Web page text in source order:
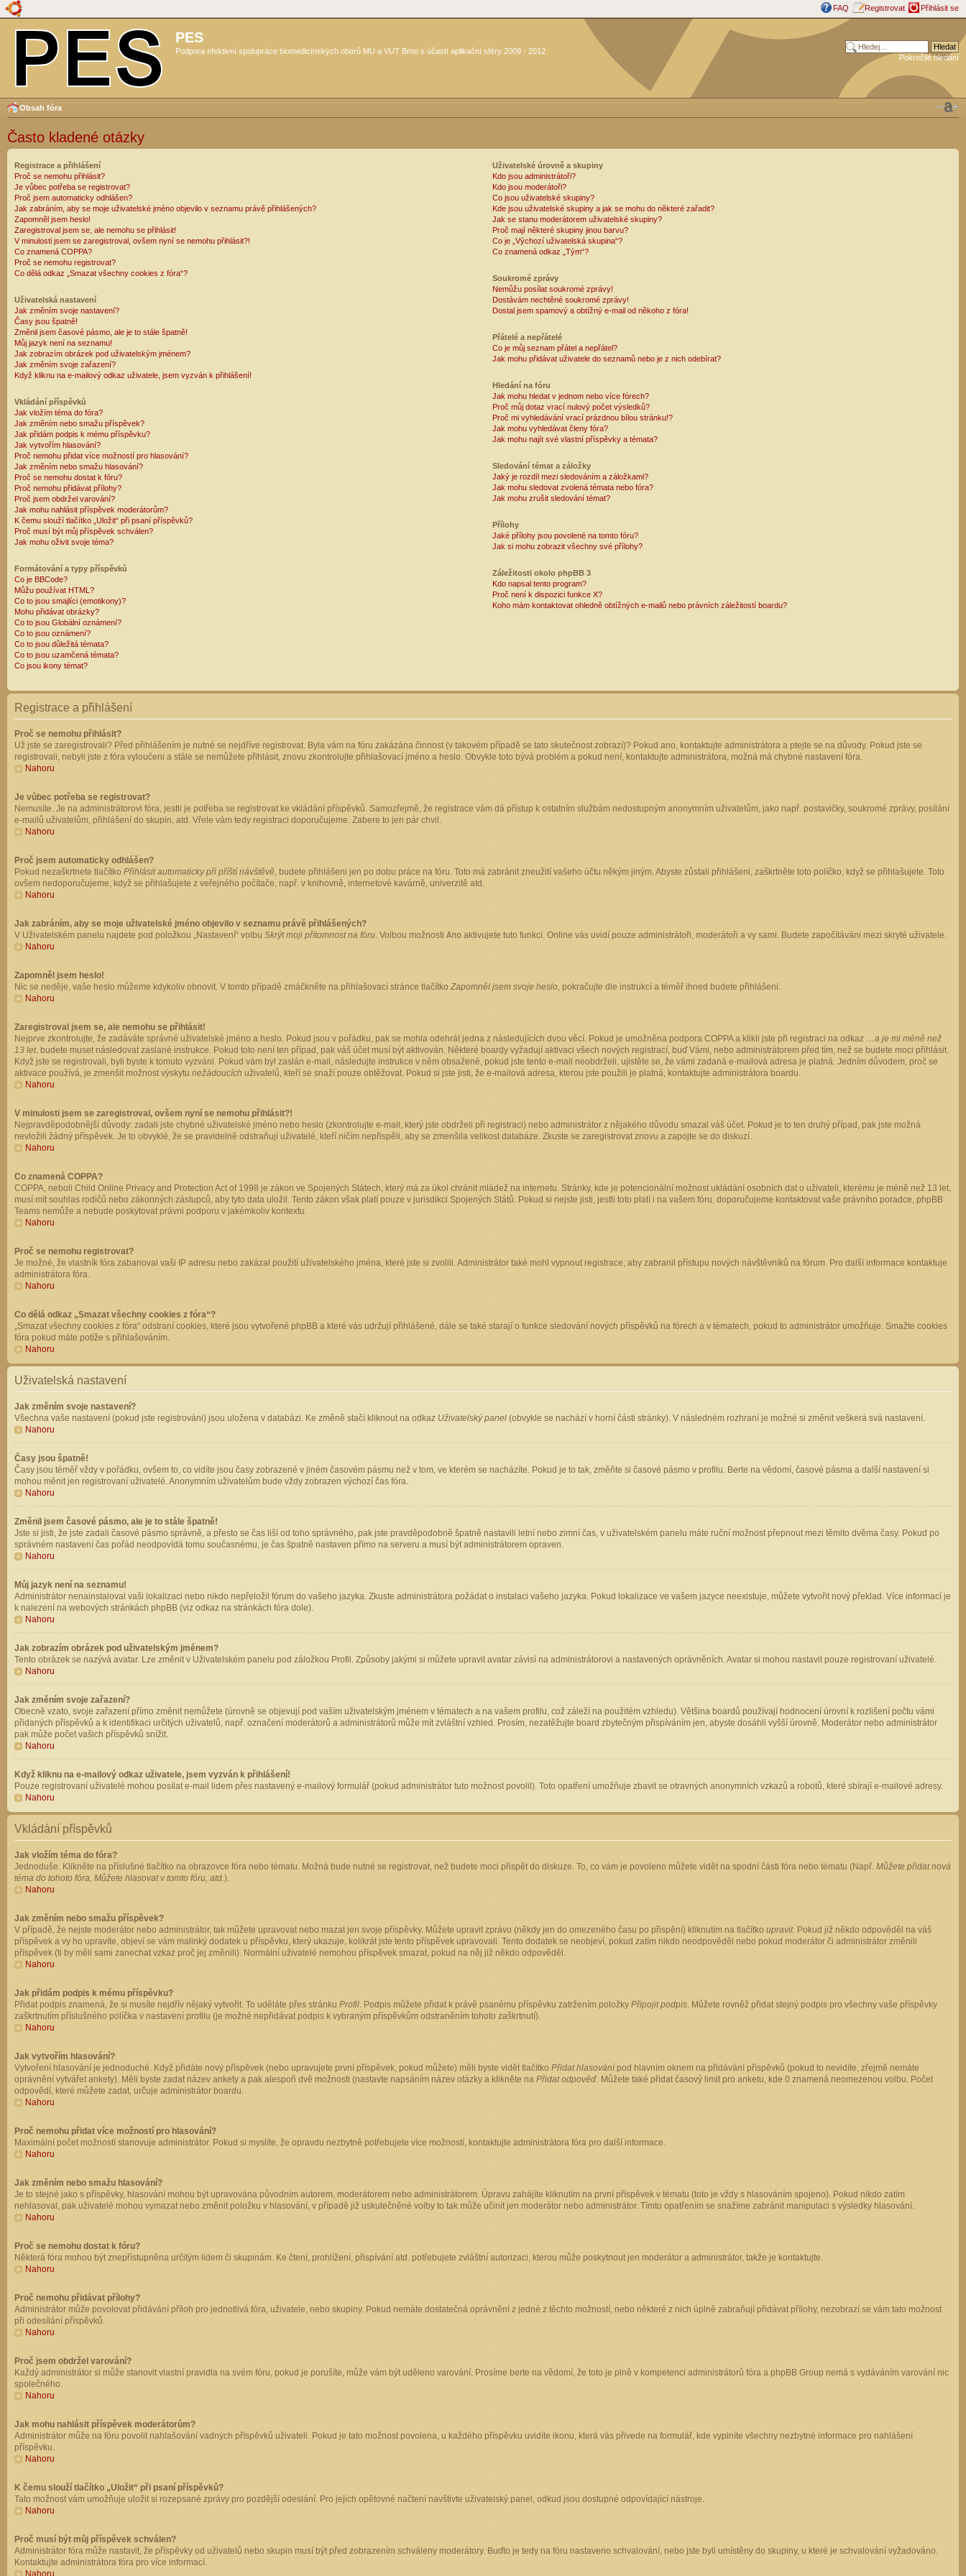
FAQ Registrovat Přihlásit se
PES
Podpora efektivní spolupráce biomedicínských oborů MU a VUT Brno s účastí aplikační sféry 2009 - 2012
Pokročilé hledání
Obsah fóra
Často kladené otázky
Registrace a přihlášení
Proč se nemohu přihlásit?
Je vůbec potřeba se registrovat?
Proč jsem automaticky odhlášen?
Jak zabráním, aby se moje uživatelské jméno objevilo v seznamu právě přihlášených?
Zapomněl jsem heslo!
Zaregistroval jsem se, ale nemohu se přihlásit!
V minulosti jsem se zaregistroval, ovšem nyní se nemohu přihlásit?!
Co znamená COPPA?
Proč se nemohu registrovat?
Co dělá odkaz „Smazat všechny cookies z fóra“?
Uživatelská nastavení
Jak změním svoje nastavení?
Časy jsou špatně!
Změnil jsem časové pásmo, ale je to stále špatně!
Můj jazyk není na seznamu!
Jak zobrazím obrázek pod uživatelským jménem?
Jak změním svoje zařazení?
Když kliknu na e-mailový odkaz uživatele, jsem vyzván k přihlášení!
Vkládání příspěvků
Jak vložím téma do fóra?
Jak změním nebo smažu příspěvek?
Jak přidám podpis k mému příspěvku?
Jak vytvořím hlasování?
Proč nemohu přidat více možností pro hlasování?
Jak změním nebo smažu hlasování?
Proč se nemohu dostat k fóru?
Proč nemohu přidávat přílohy?
Proč jsem obdržel varování?
Jak mohu nahlásit příspěvek moderátorům?
K čemu slouží tlačítko „Uložit“ při psaní příspěvků?
Proč musí být můj příspěvek schválen?
Jak mohu oživit svoje téma?
Formátování a typy příspěvků
Co je BBCode?
Můžu používat HTML?
Co to jsou smajlíci (emotikony)?
Mohu přidávat obrázky?
Co to jsou Globální oznámení?
Co to jsou oznámení?
Co to jsou důležitá témata?
Co to jsou uzamčená témata?
Co jsou ikony témat?
Uživatelské úrovně a skupiny
Kdo jsou administrátoři?
Kdo jsou moderátoři?
Co jsou uživatelské skupiny?
Kde jsou uživatelské skupiny a jak se mohu do některé zařadit?
Jak se stanu moderátorem uživatelské skupiny?
Proč mají některé skupiny jinou barvu?
Co je „Výchozí uživatelská skupina“?
Co znamená odkaz „Tým“?
Soukromé zprávy
Nemůžu posílat soukromé zprávy!
Dostávám nechtěné soukromé zprávy!
Dostal jsem spamový a obtížný e-mail od někoho z fóra!
Přátelé a nepřátelé
Co je můj seznam přátel a nepřátel?
Jak mohu přidávat uživatele do seznamů nebo je z nich odebírat?
Hledání na fóru
Jak mohu hledat v jednom nebo více fórech?
Proč můj dotaz vrací nulový počet výsledků?
Proč mi vyhledávání vrací prázdnou bílou stránku!?
Jak mohu vyhledávat členy fóra?
Jak mohu najít své vlastní příspěvky a témata?
Sledování témat a záložky
Jaký je rozdíl mezi sledováním a záložkami?
Jak mohu sledovat zvolená témata nebo fóra?
Jak mohu zrušit sledování témat?
Přílohy
Jaké přílohy jsou povolené na tomto fóru?
Jak si mohu zobrazit všechny své přílohy?
Záležitosti okolo phpBB 3
Kdo napsal tento program?
Proč není k dispozici funkce X?
Koho mám kontaktovat ohledně obtížných e-mailů nebo právních záležitostí boardu?
Registrace a přihlášení
Proč se nemohu přihlásit?
Už jste se zaregistrovali? Před přihlášením je nutné se nejdříve registrovat. Byla vám na fóru zakázána činnost (v takovém případě se tato skutečnost zobrazí)? Pokud ano, kontaktujte administrátora a ptejte se na důvody. Pokud jste se
registrovali, nebyli jste z fóra vyloučeni a stále se nemůžete přihlásit, znovu zkontrolujte přihlašovací jméno a heslo. Obvykle toto bývá problém a pokud není, kontaktujte administrátora, možná má chybné nastavení fóra.
Nahoru
Je vůbec potřeba se registrovat?
Nemusíte. Je na administrátorovi fóra, jestli je potřeba se registrovat ke vkládání příspěvků. Samozřejmě, že registrace vám dá přístup k ostatním službám nedostupným anonymním uživatelům, jako např. postavičky, soukromé zprávy, posílání
e-mailů uživatelům, přihlášení do skupin, atd. Vřele vám tedy registraci doporučujeme. Zabere to jen pár chvil.
Nahoru
Proč jsem automaticky odhlášen?
Pokud nezaškrtnete tlačítko Přihlásit automaticky při příští návštěvě, budete přihlášeni jen po dobu práce na fóru. Toto má zabránit zneužití vašeho účtu někým jiným. Abyste zůstali přihlášeni, zaškrtněte toto políčko, když se přihlašujete. Toto
ovšem nedoporučujeme, když se přihlašujete z veřejného počítače, např. v knihovně, internetové kavárně, univerzitě atd.
Nahoru
Jak zabráním, aby se moje uživatelské jméno objevilo v seznamu právě přihlášených?
V Uživatelském panelu najdete pod položkou „Nastavení“ volbu Skrýt moji přítomnost na fóru. Volbou možnosti Ano aktivujete tuto funkci. Online vás uvidí pouze administrátoři, moderátoři a vy sami. Budete započítáváni mezi skryté uživatele.
Nahoru
Zapomněl jsem heslo!
Nic se neděje, vaše heslo můžeme kdykoliv obnovit. V tomto případě zmáčkněte na přihlašovací stránce tlačítko Zapomněl jsem svoje heslo, pokračujte dle instrukcí a téměř ihned budete přihlášeni.
Nahoru
Zaregistroval jsem se, ale nemohu se přihlásit!
Nejprve zkontrolujte, že zadáváte správné uživatelské jméno a heslo. Pokud jsou v pořádku, pak se mohla odehrát jedna z následujících dvou věcí. Pokud je umožněna podpora COPPA a klikli jste při registraci na odkaz …a je mi méně než
13 let, budete muset následovat zaslané instrukce. Pokud toto není ten případ, pak váš účet musí být aktivován. Některé boardy vyžadují aktivaci všech nových registrací, buď Vámi, nebo administrátorem před tím, než se budete moci přihlásit.
Když jste se registrovali, byli byste k tomuto vyzváni. Pokud vám byl zaslán e-mail, následujte instrukce v něm obsažené, pokud jste tento e-mail neobdrželi, ujistěte se, že vámi zadaná e-mailová adresa je platná. Jedním důvodem, proč se
aktivace používá, je zmenšit možnost výskytu nežádoucích uživatelů, kteří se snaží pouze obtěžovat. Pokud si jste jisti, že e-mailová adresa, kterou jste použili je platná, kontaktujte administrátora boardu.
Nahoru
V minulosti jsem se zaregistroval, ovšem nyní se nemohu přihlásit?!
Nejpravděpodobnější důvody: zadali jste chybné uživatelské jméno nebo heslo (zkontrolujte e-mail, který jste obdrželi při registraci) nebo administrátor z nějakého důvodu smazal váš účet. Pokud je to ten druhý případ, pak jste možná
nevložili žádný příspěvek. Je to obvyklé, že se pravidelně odstraňují uživatelé, kteří ničím nepřispěli, aby se zmenšila velikost databáze. Zkuste se zaregistrovat znovu a zapojte se do diskuzí.
Nahoru
Co znamená COPPA?
COPPA, neboli Child Online Privacy and Protection Act of 1998 je zákon ve Spojených Státech, který má za úkol chránit mládež na internetu. Stránky, kde je potencionální možnost ukládání osobních dat o uživateli, kterému je méně než 13 let,
musí mít souhlas rodičů nebo zákonných zástupců, aby tyto data uložil. Tento zákon však platí pouze v jurisdikci Spojených Států. Pokud si nejste jisti, jestli toto platí i na vašem fóru, doporučujeme kontaktovat vaše právního poradce, phpBB
Teams nemůže a nebude poskytovat právni podporu v jakémkoliv kontextu.
Nahoru
Proč se nemohu registrovat?
Je možné, že vlastník fóra zabanoval vaši IP adresu nebo zakázal použití uživatelského jména, které jste si zvolili. Administrátor také mohl vypnout registrace, aby zabranil přístupu nových návštěvníků na fórum. Pro další informace kontaktuje
administrátora fóra.
Nahoru
Co dělá odkaz „Smazat všechny cookies z fóra“?
„Smazat všechny cookies z fóra“ odstraní cookies, které jsou vytvořené phpBB a které vás udržují přihlášené, dále se také starají o funkce sledování nových příspěvků na fórech a v tématech, pokud to administrátor umožňuje. Smažte cookies
fóra pokud máte potíže s přihlašováním.
Nahoru
Uživatelská nastavení
Jak změním svoje nastavení?
Všechna vaše nastavení (pokud jste registrováni) jsou uložena v databázi. Ke změně stačí kliknout na odkaz Uživatelský panel (obvykle se nachází v horní části stránky). V následném rozhraní je možné si změnit veškerá svá nastavení.
Nahoru
Časy jsou špatně!
Časy jsou téměř vždy v pořádku, ovšem to, co vidíte jsou časy zobrazené v jiném časovém pásmu než v tom, ve kterém se nacházíte. Pokud je to tak, změňte si časové pásmo v profilu. Berte na vědomí, časové pásma a další nastavení si
mohou měnit jen registrovaní uživatelé. Anonymním uživatelům bude vždy zobrazen výchozí čas fóra.
Nahoru
Změnil jsem časové pásmo, ale je to stále špatně!
Jste si jisti, že jste zadali časové pásmo správně, a přesto se čas liší od toho správného, pak jste pravděpodobně špatně nastavili letní nebo zimní čas, v uživatelském panelu máte ruční možnost přepnout mezi těmito dvěma časy. Pokud po
správném nastavení čas pořád neodpovídá tomu současnému, je čas špatně nastaven přímo na serveru a musí být administrátorem opraven.
Nahoru
Můj jazyk není na seznamu!
Administrátor nenainstaloval vaši lokalizaci nebo nikdo nepřeložil fórum do vašeho jazyka. Zkuste administrátora požádat o instalaci vašeho jazyka. Pokud lokalizace ve vašem jazyce neexistuje, můžete vytvořit nový překlad. Více informací je
k nalezení na webových stránkách phpBB (viz odkaz na stránkách fóra dole).
Nahoru
Jak zobrazím obrázek pod uživatelským jménem?
Tento obrázek se nazývá avatar. Lze změnit v Uživatelském panelu pod záložkou Profil. Způsoby jakými si můžete upravit avatar závisí na administrátorovi a nastavených oprávněních. Avatar si mohou nastavit pouze registrovaní uživatelé.
Nahoru
Jak změním svoje zařazení?
Obecně vzato, svoje zařazení přímo změnit nemůžete (úrovně se objevují pod vaším uživatelským jménem v tématech a na vašem profilu, což záleží na použitém vzhledu). Většina boardů používají hodnocení úrovní k rozlišení počtu vámi
přidaných příspěvků a k identifikaci určitých uživatelů, např. označení moderátorů a administrátorů může mít zvláštní vzhled. Prosím, nezatěžujte board zbytečným přispíváním jen, abyste dosáhli vyšší úrovně. Moderátor nebo administrátor
pak může počet vašich příspěvků snížit.
Nahoru
Když kliknu na e-mailový odkaz uživatele, jsem vyzván k přihlášení!
Pouze registrovaní uživatelé mohou posílat e-mail lidem přes nastavený e-mailový formulář (pokud administrátor tuto možnost povolil). Toto opatření umožňuje zbavit se otravných anonymních vzkazů a robotů, které sbírají e-mailové adresy.
Nahoru
Vkládání příspěvků
Jak vložím téma do fóra?
Jednoduše. Klikněte na příslušné tlačítko na obrazovce fóra nebo tématu. Možná bude nutné se registrovat, než budete moci přispět do diskuze. To, co vám je povoleno můžete vidět na spodní části fóra nebo tématu (Např. Můžete přidat nová
téma do tohoto fóra, Můžete hlasovat v tomto fóru, atd.).
Nahoru
Jak změním nebo smažu příspěvek?
V případě, že nejste moderátor nebo administrátor, tak můžete upravovat nebo mazat jen svoje příspěvky. Můžete upravit zprávu (někdy jen do omezeného času po přispění) kliknutím na tlačítko upravit. Pokud již někdo odpověděl na váš
příspěvek a vy ho upravíte, objeví se vám malinký dodatek u příspěvku, který ukazuje, kolikrát jste tento příspěvek upravovali. Tento dodatek se neobjeví, pokud zatím nikdo neodpověděl nebo pokud moderátor či administrátor změnili
příspěvek (ti by měli sami zanechat vzkaz proč jej změnili). Normální uživatelé nemohou příspěvek smazat, pokud na něj již někdo odpověděl.
Nahoru
Jak přidám podpis k mému příspěvku?
Přidat podpis znamená, že si musíte nejdřív nějaký vytvořit. To uděláte přes stránku Profil. Podpis můžete přidat k právě psanému příspěvku zatržením položky Připojit podpis. Můžete rovněž přidat stejný podpis pro všechny vaše příspěvky
zaškrtnutím příslušného políčka v nastavení profilu (je možné nepřidávat podpis k vybraným příspěvkům odstraněním tohoto zaškrtnutí).
Nahoru
Jak vytvořím hlasování?
Vytvoření hlasování je jednoduché. Když přidáte nový příspěvek (nebo upravujete první příspěvek, pokud můžete) měli byste vidět tlačítko Přidat hlasování pod hlavním oknem na přidávání příspěvků (pokud to nevidíte, zřejmě nemáte
oprávnění vytvářet ankety). Měli byste zadat název ankety a pak alespoň dvě možnosti (nastavte napsáním název otázky a klikněte na Přidat odpověď. Můžete také přidat časový limit pro anketu, kde 0 znamená neomezenou volbu. Počet
odpovědí, které můžete zadat, určuje administrátor boardu.
Nahoru
Proč nemohu přidat více možností pro hlasování?
Maximální počet možností stanovuje administrátor. Pokud si myslíte, že opravdu nezbytně potřebujete více možností, kontaktujte administrátora fóra pro další informace.
Nahoru
Jak změním nebo smažu hlasování?
Je to stejné jako s příspěvky, hlasování mohou být upravována původním autorem, moderátorem nebo administrátorem. Úpravu zahájíte kliknutím na první příspěvek v tématu (toto je vždy s hlasováním spojeno). Pokud nikdo zatím
nehlasoval, pak uživatelé mohou vymazat nebo změnit položku v hlasování, v případě již uskutečněné volby to tak může učinit jen moderátor nebo administrátor. Tímto opatřením se snažíme zabránit manipulaci s výsledky hlasování.
Nahoru
Proč se nemohu dostat k fóru?
Některá fóra mohou být znepřístupněna určitým lidem či skupinám. Ke čtení, prohlížení, přispívání atd. potřebujete zvláštní autorizaci, kterou může poskytnout jen moderátor a administrátor, takže je kontaktujte.
Nahoru
Proč nemohu přidávat přílohy?
Administrátor může povolovat přidávání příloh pro jednotlivá fóra, uživatele, nebo skupiny. Pokud nemáte dostatečná oprávnění z jedné z těchto možností, nebo některé z nich úplně zabraňují přidávat přílohy, nezobrazí se vám tato možnost
při odesílání příspěvků.
Nahoru
Proč jsem obdržel varování?
Každý administrátor si může stanovit vlastní pravidla na svém fóru, pokud je porušíte, může vám být uděleno varování. Prosíme berte na vědomí, že toto je plně v kompetenci administrátorů fóra a phpBB Group nemá s vydáváním varování nic
společného.
Nahoru
Jak mohu nahlásit příspěvek moderátorům?
Administrátor může na fóru povolit nahlašování vadných příspěvků uživateli. Pokud je tato možnost povolena, u každého příspěvku uvidíte ikonu, která vás přivede na formulář, kde vyplníte všechny nezbytné informace pro nahlášení
příspěvku.
Nahoru
K čemu slouží tlačítko „Uložit“ při psaní příspěvků?
Tato možnost vám umožňuje uložit si rozepsané zprávy pro pozdější odeslání. Pro jejich opětovné načtení navštivte uživatelský panel, odkud jsou dostupné odpovídající nástroje.
Nahoru
Proč musí být můj příspěvek schválen?
Administrátor fóra může nastavit, že příspěvky od uživatelů nebo skupin musí být před zobrazením schváleny moderátory. Buďto je tedy na fóru nastaveno schvalování, nebo jste byli umístěny do skupiny, u které je schvalování vyžadováno.
Kontaktujte administrátora fóra pro více informací.
Nahoru